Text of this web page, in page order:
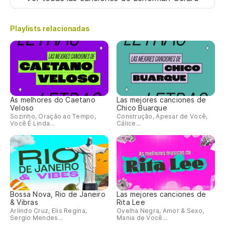
Playlists relacionadas
As melhores do Caetano
Veloso
Sozinho, Oração ao Tempo,
Você É Linda...
Las mejores canciones de
Chico Buarque
Construção, Apesar de Você,
Cálice...
Bossa Nova, Rio de Janeiro
& Vibras
Arlindo Cruz, Elis Regina,
Sergio Mendes...
Las mejores canciones de
Rita Lee
Ovelha Negra, Amor & Sexo,
Mania de Você...